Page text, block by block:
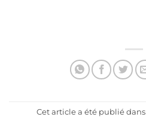
Cet article a été publié dans